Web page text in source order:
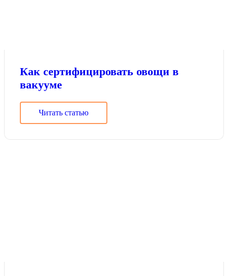
Как сертифицировать овощи в
вакууме
Читать статью